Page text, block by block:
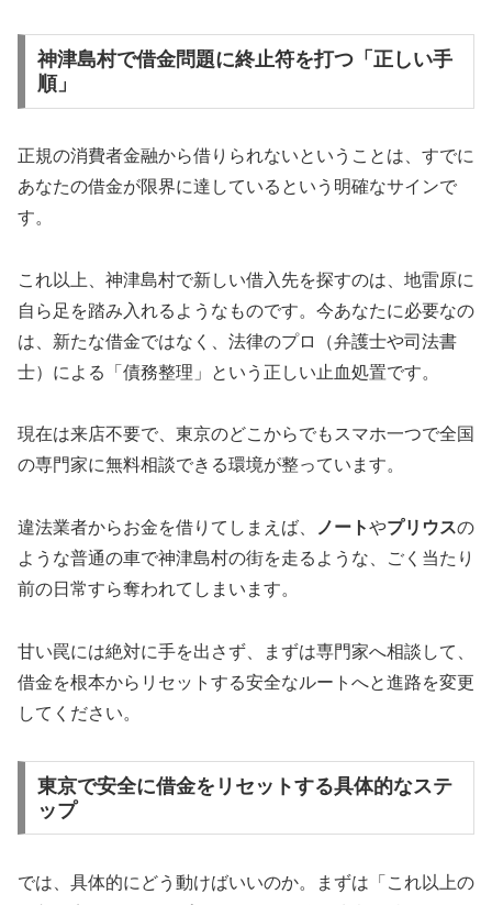
神津島村で借金問題に終止符を打つ「正しい手
順」
正規の消費者金融から借りられないということは、すでに
あなたの借金が限界に達しているという明確なサインで
す。
これ以上、神津島村で新しい借入先を探すのは、地雷原に
自ら足を踏み入れるようなものです。今あなたに必要なの
は、新たな借金ではなく、法律のプロ（弁護士や司法書
士）による「債務整理」という正しい止血処置です。
現在は来店不要で、東京のどこからでもスマホ一つで全国
の専門家に無料相談できる環境が整っています。
違法業者からお金を借りてしまえば、 ノートやプリウスの
ような普通の車で神津島村の街を走るような、ごく当たり
前の日常すら奪われてしまいます。
甘い罠には絶対に手を出さず、まずは専門家へ相談して、
借金を根本からリセットする安全なルートへと進路を変更
してください。
東京で安全に借金をリセットする具体的なステ
ップ
では、具体的にどう動けばいいのか。まずは「これ以上の